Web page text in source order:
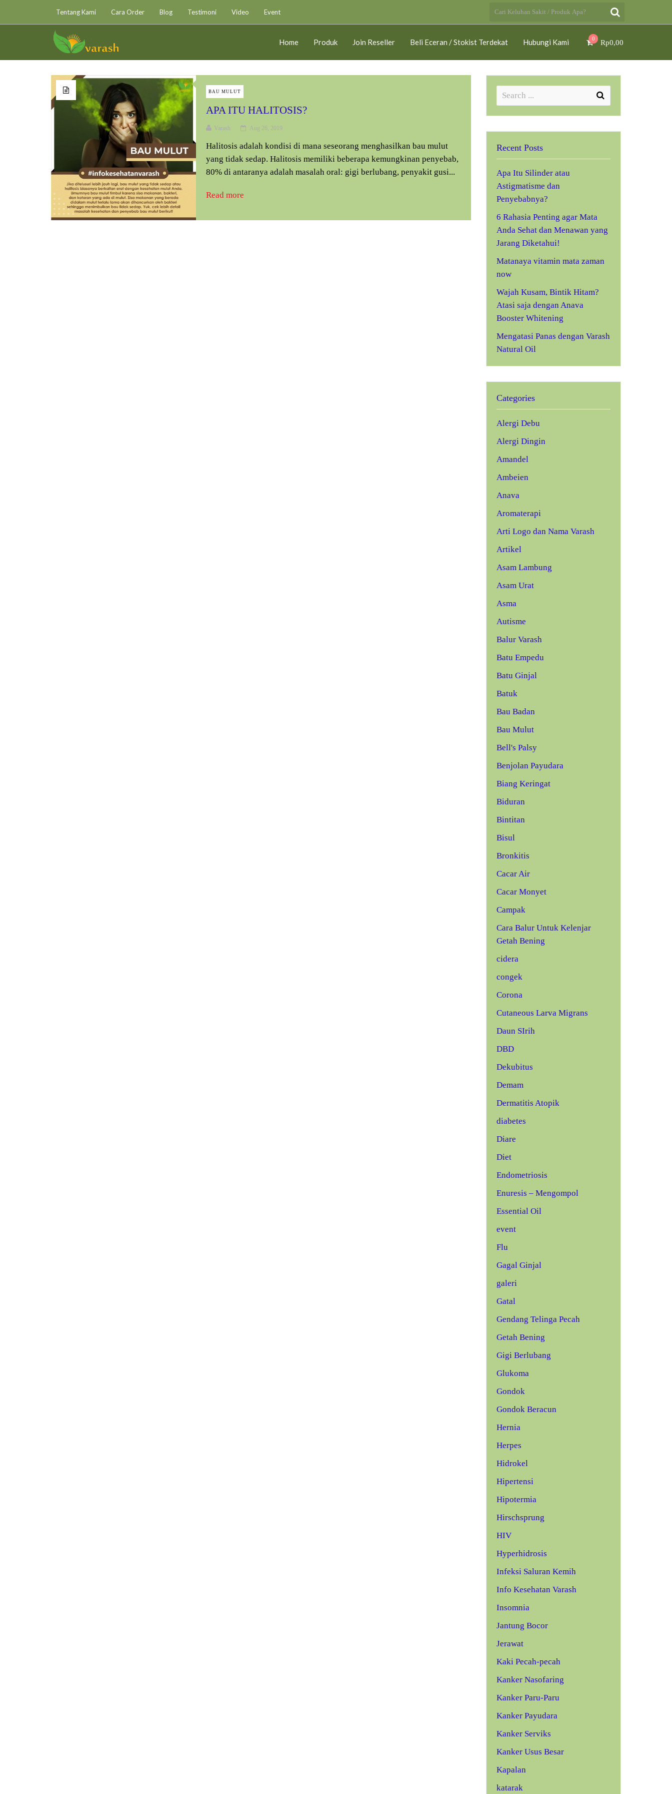
Tentang Kami Cara Order Blog Testimoni Video Event
Home Produk Join Reseller Beli Eceran / Stokist Terdekat Hubungi Kami 0 Rp0,00
BAU MULUT
APA ITU HALITOSIS?
Varash Aug 26, 2019
Halitosis adalah kondisi di mana seseorang menghasilkan bau mulut
yang tidak sedap. Halitosis memiliki beberapa kemungkinan penyebab,
80% di antaranya adalah masalah oral: gigi berlubang, penyakit gusi...
Read more
Recent Posts
Apa Itu Silinder atau
Astigmatisme dan
Penyebabnya?
6 Rahasia Penting agar Mata
Anda Sehat dan Menawan yang
Jarang Diketahui!
Matanaya vitamin mata zaman
now
Wajah Kusam, Bintik Hitam?
Atasi saja dengan Anava
Booster Whitening
Mengatasi Panas dengan Varash
Natural Oil
Categories
Alergi Debu
Alergi Dingin
Amandel
Ambeien
Anava
Aromaterapi
Arti Logo dan Nama Varash
Artikel
Asam Lambung
Asam Urat
Asma
Autisme
Balur Varash
Batu Empedu
Batu Ginjal
Batuk
Bau Badan
Bau Mulut
Bell's Palsy
Benjolan Payudara
Biang Keringat
Biduran
Bintitan
Bisul
Bronkitis
Cacar Air
Cacar Monyet
Campak
Cara Balur Untuk Kelenjar
Getah Bening
cidera
congek
Corona
Cutaneous Larva Migrans
Daun SIrih
DBD
Dekubitus
Demam
Dermatitis Atopik
diabetes
Diare
Diet
Endometriosis
Enuresis – Mengompol
Essential Oil
event
Flu
Gagal Ginjal
galeri
Gatal
Gendang Telinga Pecah
Getah Bening
Gigi Berlubang
Glukoma
Gondok
Gondok Beracun
Hernia
Herpes
Hidrokel
Hipertensi
Hipotermia
Hirschsprung
HIV
Hyperhidrosis
Infeksi Saluran Kemih
Info Kesehatan Varash
Insomnia
Jantung Bocor
Jerawat
Kaki Pecah-pecah
Kanker Nasofaring
Kanker Paru-Paru
Kanker Payudara
Kanker Serviks
Kanker Usus Besar
Kapalan
katarak